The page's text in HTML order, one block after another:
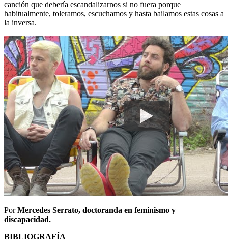
canción que debería escandalizarnos si no fuera porque
habitualmente, toleramos, escuchamos y hasta bailamos estas cosas a
la inversa.
PorMercedes Serrato, doctoranda en feminismo y
discapacidad.
BIBLIOGRAFÍA